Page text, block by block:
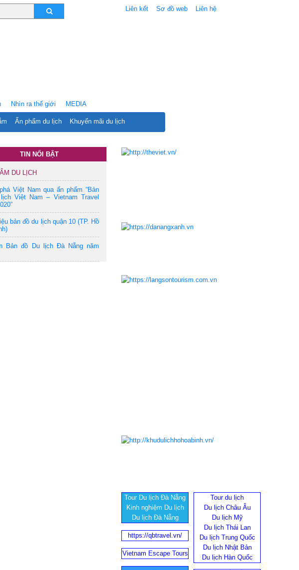
Liên kết Sơ đồ web Liên hệ
Ấn phẩm du lịch Khuyến mãi du lịch
Nhìn ra thế giới MEDIA
TIN NỔI BẬT
DU LỊCH
Việt Nam qua ấn phẩm “Bản
Việt Nam – Vietnam Travel
bản đồ du lịch quận 10 (TP. Hồ
Bản đồ Du lịch Đà Nẵng năm
Tour Du lịch Đà Nẵng
Kinh nghiệm Du lịch
Du lịch Đà Nẵng
Tour du lịch
Du lịch Châu Âu
Du lịch Mỹ
Du lịch Thái Lan
Du lịch Trung Quốc
Du lịch Nhật Bản
Du lịch Hàn Quốc
https://qbtravel.vn/
Vietnam Escape Tours